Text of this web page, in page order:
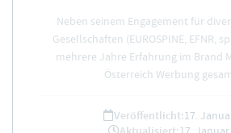
Neben seinem Engagement für
Gesellschaften (EUROSPINE, EFNR,
mehrere Jahre Erfahrung im Brand
Österreich Werbung
Veröffentlicht:17.